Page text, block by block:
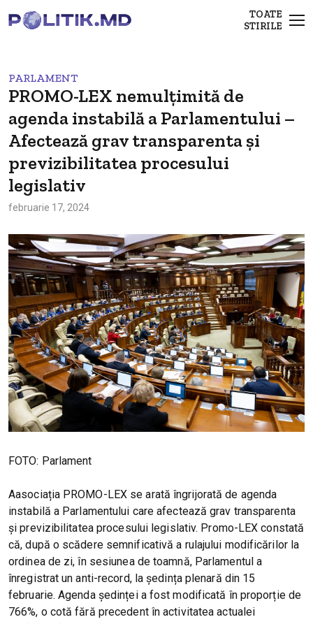
TOATE
STIRILE
PARLAMENT
PROMO-LEX nemulțimită de
agenda instabilă a Parlamentului –
Afectează grav transparenta și
previzibilitatea procesului
legislativ
februarie 17, 2024
FOTO: Parlament
Aasociația PROMO-LEX se arată îngrijorată de agenda
instabilă a Parlamentului care afectează grav transparenta
și previzibilitatea procesului legislativ. Promo-LEX constată
că, după o scădere semnificativă a rulajului modificărilor la
ordinea de zi, în sesiunea de toamnă, Parlamentul a
înregistrat un anti-record, la ședința plenară din 15
februarie. Agenda ședinței a fost modificată în proporție de
766%, o cotă fără precedent în activitatea actualei